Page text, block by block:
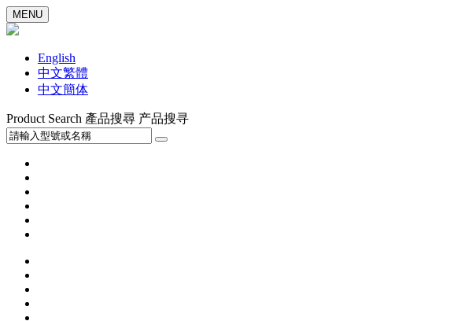
MENU
English
中文繁體
中文簡体
Product Search 產品搜尋 产品搜寻